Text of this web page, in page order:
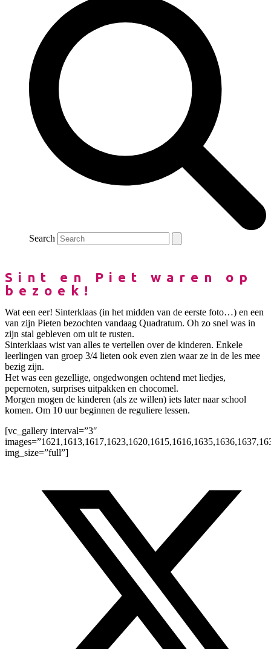
Search
Sint en Piet waren op
bezoek!
Wat een eer! Sinterklaas (in het midden van de eerste foto…) en een
van zijn Pieten bezochten vandaag Quadratum. Oh zo snel was in
zijn stal gebleven om uit te rusten.
Sinterklaas wist van alles te vertellen over de kinderen. Enkele
leerlingen van groep 3/4 lieten ook even zien waar ze in de les mee
bezig zijn.
Het was een gezellige, ongedwongen ochtend met liedjes,
pepernoten, surprises uitpakken en chocomel.
Morgen mogen de kinderen (als ze willen) iets later naar school
komen. Om 10 uur beginnen de reguliere lessen.
[vc_gallery interval=”3″
img_size=”full”]